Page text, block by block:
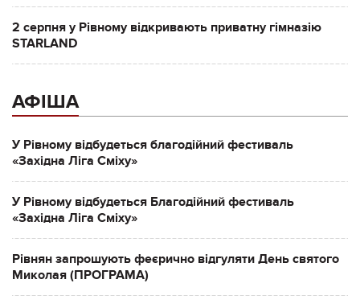
2 серпня у Рівному відкривають приватну гімназію
STARLAND
АФІША
У Рівному відбудеться благодійний фестиваль
«Західна Ліга Сміху»
У Рівному відбудеться Благодійний фестиваль
«Західна Ліга Сміху»
Рівнян запрошують феєрично відгуляти День святого
Миколая (ПРОГРАМА)